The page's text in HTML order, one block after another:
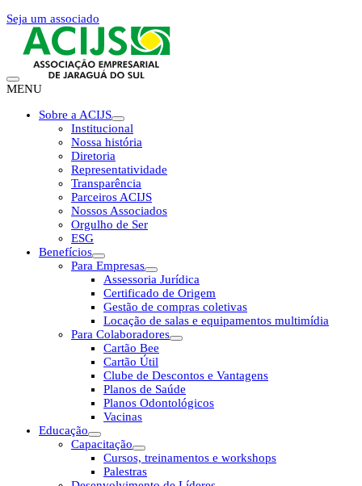
Seja um associado
MENU
Sobre a ACIJS
Institucional
Nossa história
Diretoria
Representatividade
Transparência
Parceiros ACIJS
Nossos Associados
Orgulho de Ser
ESG
Benefícios
Para Empresas
Assessoria Jurídica
Certificado de Origem
Gestão de compras coletivas
Locação de salas e equipamentos multimídia
Para Colaboradores
Cartão Bee
Cartão Útil
Clube de Descontos e Vantagens
Planos de Saúde
Planos Odontológicos
Vacinas
Educação
Capacitação
Cursos, treinamentos e workshops
Palestras